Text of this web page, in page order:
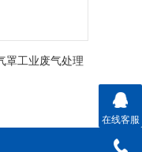
罩工业废气处理
在线客服